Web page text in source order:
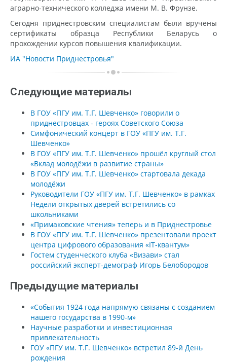
аграрно-технического колледжа имени М. В. Фрунзе.
Сегодня приднестровским специалистам были вручены
сертификаты образца Республики Беларусь о
прохождении курсов повышения квалификации.
ИА "Новости Приднестровья"
Следующие материалы
В ГОУ «ПГУ им. Т.Г. Шевченко» говорили о
приднестровцах - героях Советского Союза
Симфонический концерт в ГОУ «ПГУ им. Т.Г.
Шевченко»
В ГОУ «ПГУ им. Т.Г. Шевченко» прошёл круглый стол
«Вклад молодёжи в развитие страны»
В ГОУ «ПГУ им. Т.Г. Шевченко» стартовала декада
молодёжи
Руководители ГОУ «ПГУ им. Т.Г. Шевченко» в рамках
Недели открытых дверей встретились со
школьниками
«Примаковские чтения» теперь и в Приднестровье
В ГОУ «ПГУ им. Т.Г. Шевченко» презентовали проект
центра цифрового образования «IT-квантум»
Гостем студенческого клуба «Визави» стал
российский эксперт-демограф Игорь Белобородов
Предыдущие материалы
«События 1924 года напрямую связаны с созданием
нашего государства в 1990-м»
Научные разработки и инвестиционная
привлекательность
ГОУ «ПГУ им. Т.Г. Шевченко» встретил 89-й День
рождения